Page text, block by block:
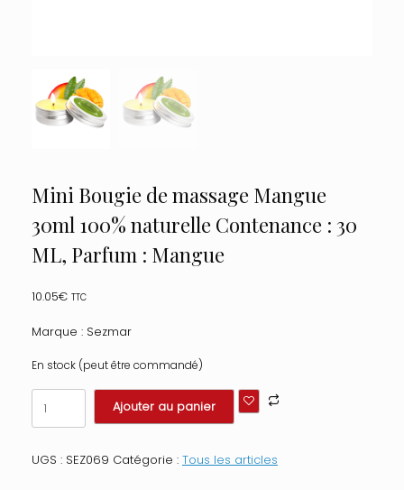
Mini Bougie de massage Mangue
30ml 100% naturelle Contenance : 30
ML, Parfum : Mangue
10.05€ TTC
Marque : Sezmar
En stock (peut être commandé)
quantité
de
Mini
de
Ajouter au panier
UGS : SEZ069 Catégorie : Tous les articles